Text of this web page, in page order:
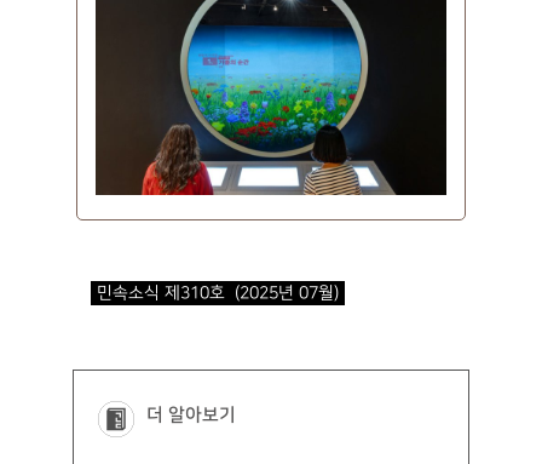
민속소식 제310호 (2025년 07월)
더 알아보기